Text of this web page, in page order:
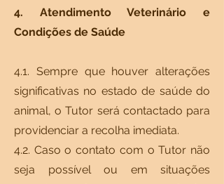
4. Atendimento Veterinário e
Condições de Saúde
4.1. Sempre que houver alterações
significativas no estado de saúde do
animal, o Tutor será contactado para
providenciar a recolha imediata.
4.2. Caso o contato com o Tutor não
seja possível ou em situações